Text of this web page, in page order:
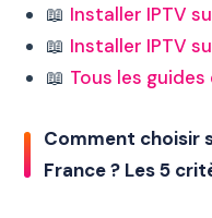
📖 Installer IPTV
📖 Installer IPTV
📖 Tous les
Comment choisir
France ? Les 5